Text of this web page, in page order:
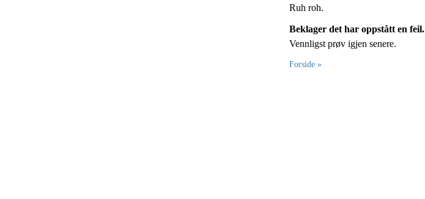
Ruh roh.
Beklager det har oppstått en feil.
Vennligst prøv igjen senere.
Forside »